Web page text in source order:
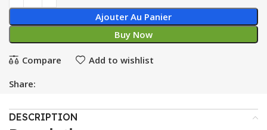
Ajouter Au Panier
Buy Now
Compare Add to wishlist
Share:
DESCRIPTION